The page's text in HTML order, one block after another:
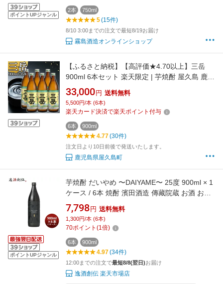
ポイントUPジャンル
2本 750ml
5(15件)
8/10 3:00までの注文で最短8/19お届け
霧島酒造オンラインショップ
【ふるさと納税】【高評価★4.70以上】三岳
900ml 6本セット 楽天限定 | 芋焼酎 屋久島 鹿児
島 三岳酒造 お取り寄せ 本格焼酎 芋 本格芋焼酎
お酒 地酒 900ml 6本セット ご当地
33,000 円 送料無料
5,500円/本 (6本)
楽天カード決済で楽天ポイント付与
6本 900ml
4.77(30件)
注文日より10日前後で発送いたします。
鹿児島県屋久島町
ポイントUPジャンル
芋焼酎 だいやめ 〜DAIYAME〜 25度 900ml × 1
ケース / 6本 焼酎 濱田酒造 傳藏院蔵 お酒 お酒
父の日 のし・ギフト対応不可
7,798 円 送料無料
1,300円/本 (6本)
70ポイント (1倍)
6本 900ml
4.97(34件)
12:00までの注文で最短8/8(翌日)お届け
逸酒創伝 楽天市場店